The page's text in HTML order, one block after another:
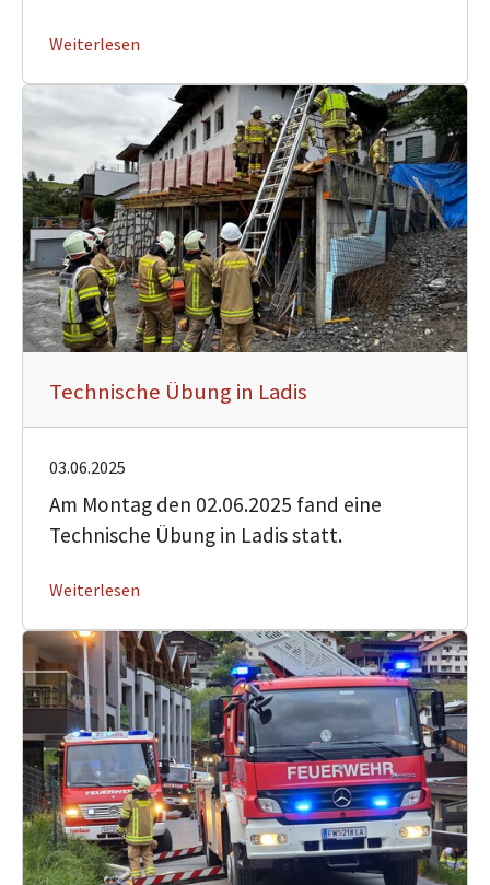
Weiterlesen
Technische Übung in Ladis
03.06.2025
Am Montag den 02.06.2025 fand eine
Technische Übung in Ladis statt.
Weiterlesen